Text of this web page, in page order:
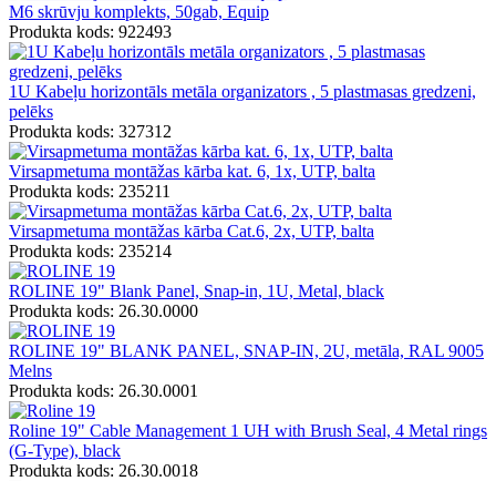
M6 skrūvju komplekts, 50gab, Equip
Produkta kods: 922493
1U Kabeļu horizontāls metāla organizators , 5 plastmasas gredzeni,
pelēks
Produkta kods: 327312
Virsapmetuma montāžas kārba kat. 6, 1x, UTP, balta
Produkta kods: 235211
Virsapmetuma montāžas kārba Cat.6, 2x, UTP, balta
Produkta kods: 235214
ROLINE 19" Blank Panel, Snap-in, 1U, Metal, black
Produkta kods: 26.30.0000
ROLINE 19" BLANK PANEL, SNAP-IN, 2U, metāla, RAL 9005
Melns
Produkta kods: 26.30.0001
Roline 19" Cable Management 1 UH with Brush Seal, 4 Metal rings
(G-Type), black
Produkta kods: 26.30.0018